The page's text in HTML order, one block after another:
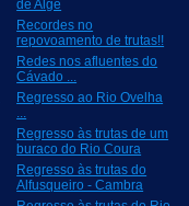
de Alge
Recordes no
repovoamento de trutas!!
Redes nos afluentes do
Cávado ...
Regresso ao Rio Ovelha
...
Regresso às trutas de um
buraco do Rio Coura
Regresso às trutas do
Alfusqueiro - Cambra